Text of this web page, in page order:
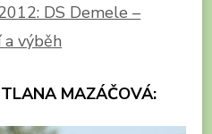
DS Demele –
a výběh
MAZÁČOVÁ: